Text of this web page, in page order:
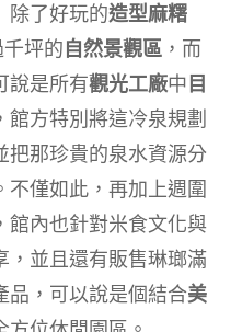
除了好玩的造型麻糬
坪的自然景觀區 ，而
說是所有觀光工廠中 目
館方特別將這冷泉規劃
把那珍貴的泉水資源分
不僅如此，再加上週圍
館內也針對米食文化與
，並且還有販售琳瑯滿
品，可以說是個結合美